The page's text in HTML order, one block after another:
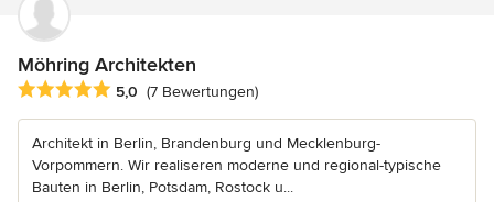
Möhring Architekten
Durchschnittliche Bewertung: 5 von 5 Sternen
5,0 (7 Bewertungen)
Architekt in Berlin, Brandenburg und Mecklenburg-
Vorpommern. Wir realiseren moderne und regional-typische
Bauten in Berlin, Potsdam, Rostock u...